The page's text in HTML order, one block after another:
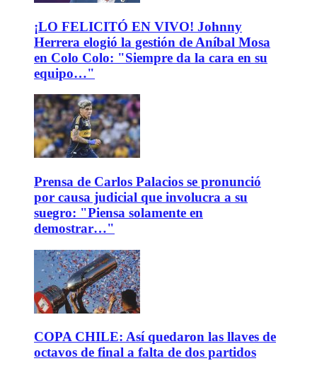
¡LO FELICITÓ EN VIVO! Johnny
Herrera elogió la gestión de Aníbal Mosa
en Colo Colo: "Siempre da la cara en su
equipo…"
Prensa de Carlos Palacios se pronunció
por causa judicial que involucra a su
suegro: "Piensa solamente en
demostrar…"
COPA CHILE: Así quedaron las llaves de
octavos de final a falta de dos partidos